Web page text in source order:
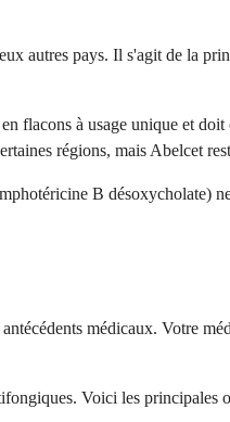
autres pays. Il s'agit de la
à usage unique et doit
régions, mais Abelcet
B désoxycholate)
médicaux. Votre
Voici les principales